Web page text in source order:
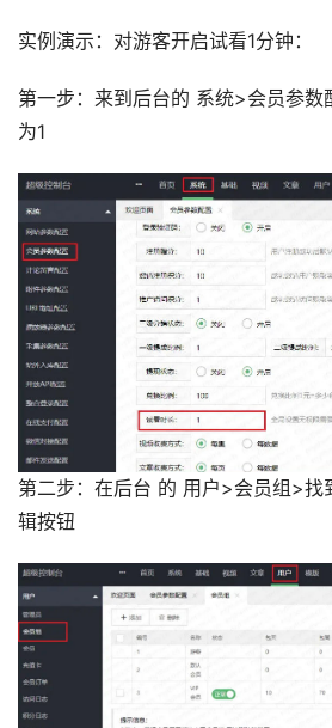
实例演示：对游客开启试看1分钟：
第一步：来到后台的 系统>会员参
为1
第二步：在后台 的 用户>会员组>找
辑按钮